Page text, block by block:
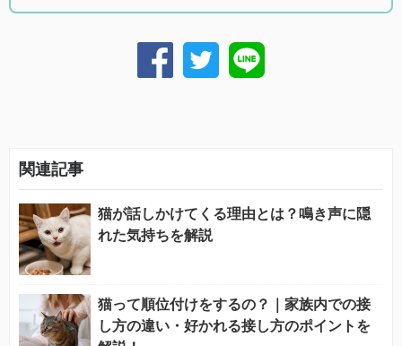
関連記事
猫が話しかけてくる理由とは？鳴き声に隠
れた気持ちを解説
猫って順位付けをするの？｜家族内での接
し方の違い・好かれる接し方のポイントを